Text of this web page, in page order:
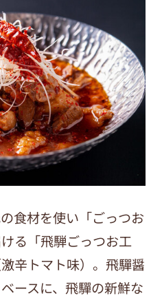
食材を使い「ごっつお
る「飛騨ごっつお工
辛トマト味）。飛驒醤
ースに、飛驒の新鮮な